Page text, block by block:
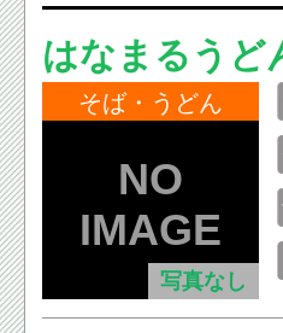
はなまるう
そば・うどん
写真なし